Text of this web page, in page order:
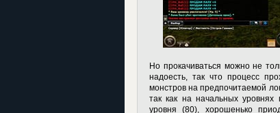
Но прокачиваться можно не
надоесть, так что процесс
монстров на предпочитаемой
так как на начальных уровнях
уровня (80), хорошенько